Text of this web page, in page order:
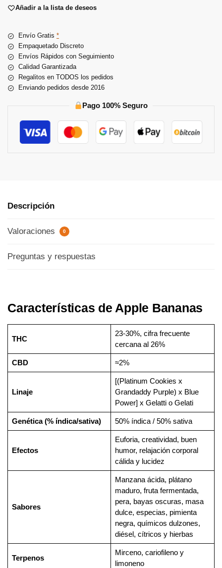
Añadir a la lista de deseos
Envío Gratis *
Empaquetado Discreto
Envíos Rápidos con Seguimiento
Calidad Garantizada
Regalitos en TODOS los pedidos
Enviando pedidos desde 2016
Pago 100% Seguro
Descripción
Valoraciones 0
Preguntas y respuestas
Características de Apple Bananas
THC
23-30%, cifra frecuente
cercana al 26%
CBD ≈2%
Linaje
[(Platinum Cookies x
Grandaddy Purple) x Blue
Power] x Gelatti o Gelati
Genética (% índica/sativa) 50% índica / 50% sativa
Efectos
Euforia, creatividad, buen
humor, relajación corporal
cálida y lucidez
Sabores
Manzana ácida, plátano
maduro, fruta fermentada,
pera, bayas oscuras, masa
dulce, especias, pimienta
negra, químicos dulzones,
diésel, cítricos y hierbas
Terpenos
Mirceno, cariofileno y
limoneno